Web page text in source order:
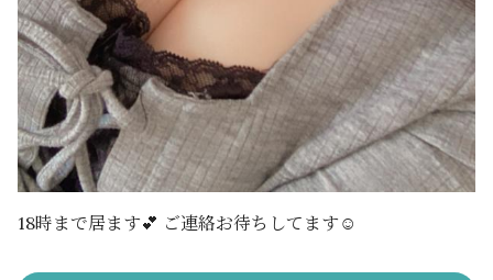
18時まで居ます💕 ご連絡お待ちしてます☺️